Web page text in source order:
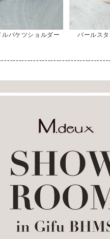
ルバケツショルダー パールス